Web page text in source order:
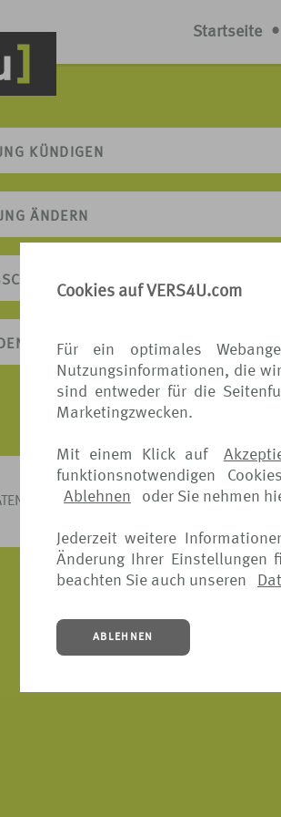
Cookies auf VERS4U.com
Für ein optimales
Nutzungsinformationen, die
sind entweder für die
Marketingzwecken.
Mit einem Klick auf
funktionsnotwendigen
Ablehnen
oder Sie nehmen
Jederzeit weitere
Änderung Ihrer Einstellungen
beachten Sie auch unseren
ABLEHNEN
Startseite •
KÜNDIGEN
ÄNDERN
WIDERRUFEN
• COOKIE-HINWEIS •